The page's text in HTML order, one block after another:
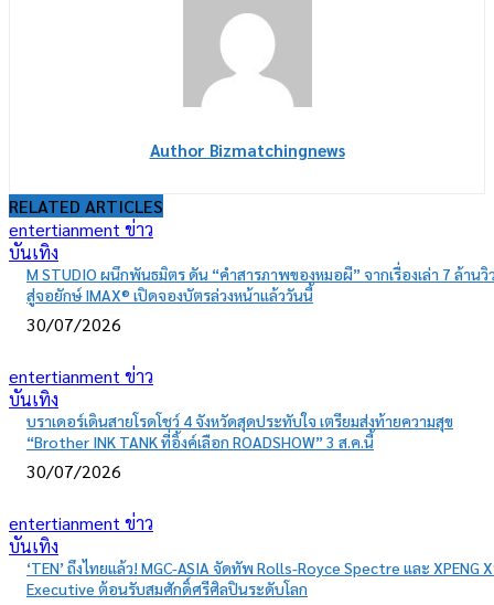
Author Bizmatchingnews
RELATED ARTICLES
entertianment ข่าว
บันเทิง
M STUDIO ผนึกพันธมิตร ดัน “คำสารภาพของหมอผี” จากเรื่องเล่า 7 ล้านวิ
สู่จอยักษ์ IMAX® เปิดจองบัตรล่วงหน้าแล้ววันนี้
30/07/2026
entertianment ข่าว
บันเทิง
บราเดอร์เดินสายโรดโชว์ 4 จังหวัดสุดประทับใจ เตรียมส่งท้ายความสุข
“Brother INK TANK ที่อิ้งค์เลือก ROADSHOW” 3 ส.ค.นี้
30/07/2026
entertianment ข่าว
บันเทิง
‘TEN’ ถึงไทยแล้ว! MGC-ASIA จัดทัพ Rolls-Royce Spectre และ XPENG
Executive ต้อนรับสมศักดิ์ศรีศิลปินระดับโลก